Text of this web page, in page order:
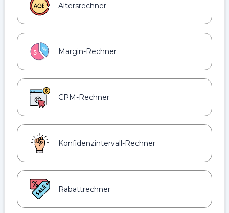
Altersrechner
Margin-Rechner
CPM-Rechner
Konfidenzintervall-Rechner
Rabattrechner